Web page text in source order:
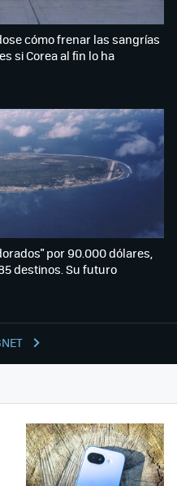
cómo frenar las sangrías
si Corea al fin lo ha
por 90.000 dólares,
destinos. Su futuro